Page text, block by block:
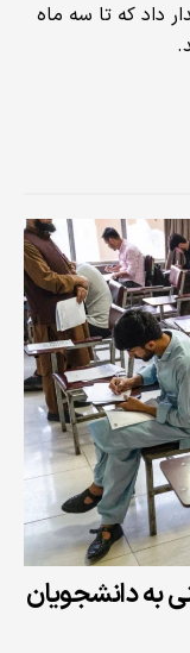
داد که تا سه ماه
به دانشجویان